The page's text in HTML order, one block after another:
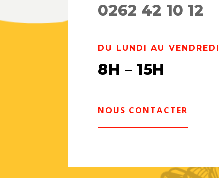
0262 42 10 12
DU LUNDI AU VENDREDI
8H – 15H
NOUS CONTACTER